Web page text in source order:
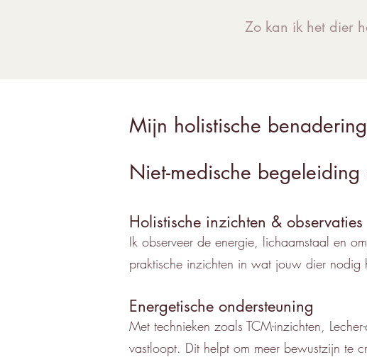
Zo kan ik het dier
Mijn holistische
Niet-medische
Holistische inzichten & observaties
Ik observeer de energie, lichaamstaal en
praktische inzichten in wat jouw dier nodig
Energetische ondersteuning
Met technieken zoals TCM-inzichten,
vastloopt. Dit helpt om meer bewustzijn te